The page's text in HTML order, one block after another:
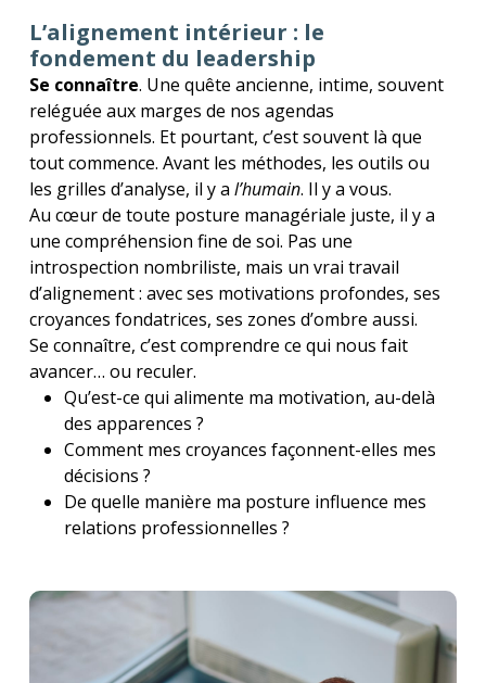
L’alignement intérieur : le
fondement du leadership
Se connaître. Une quête ancienne, intime, souvent
reléguée aux marges de nos agendas
professionnels. Et pourtant, c’est souvent là que
tout commence. Avant les méthodes, les outils ou
les grilles d’analyse, il y a l’humain. Il y a vous.
Au cœur de toute posture managériale juste, il y a
une compréhension fine de soi. Pas une
introspection nombriliste, mais un vrai travail
d’alignement : avec ses motivations profondes, ses
croyances fondatrices, ses zones d’ombre aussi.
Se connaître, c’est comprendre ce qui nous fait
avancer… ou reculer.
Qu’est-ce qui alimente ma motivation, au-delà
des apparences ?
Comment mes croyances façonnent-elles mes
décisions ?
De quelle manière ma posture influence mes
relations professionnelles ?